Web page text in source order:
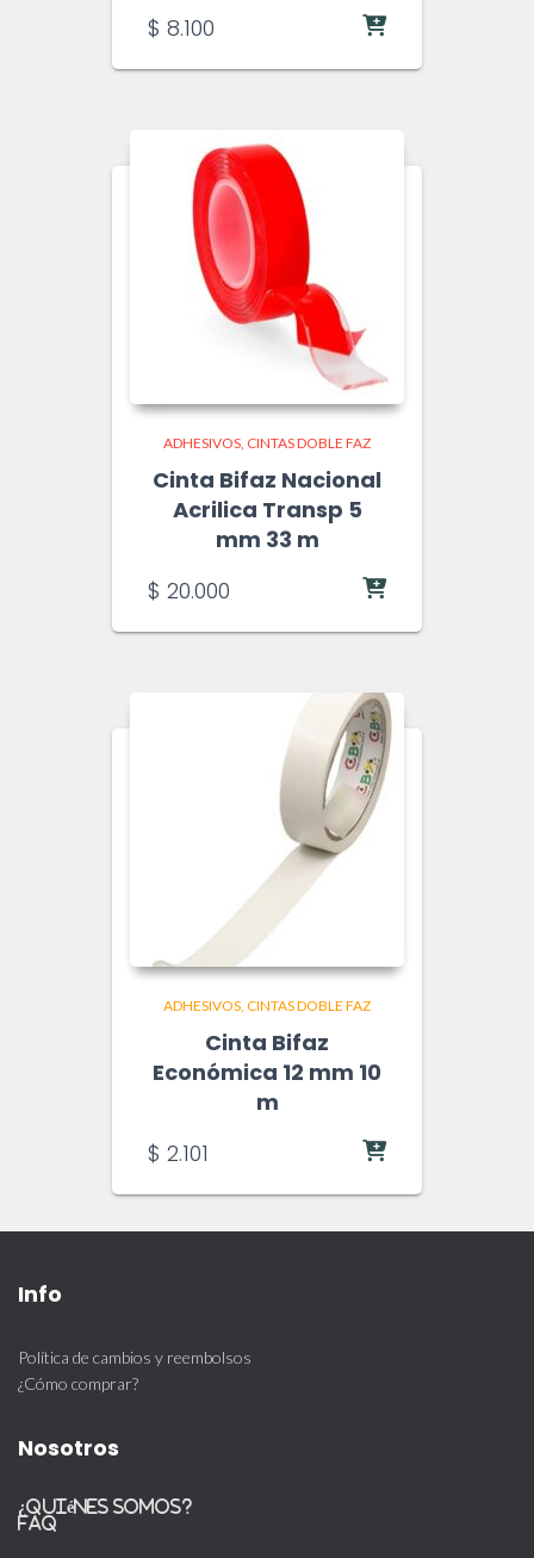
$ 8.100
ADHESIVOS CINTAS DOBLE FAZ
Cinta Bifaz Nacional
Acrilica Transp 5
mm 33 m
$ 20.000
ADHESIVOS CINTAS DOBLE FAZ
Cinta Bifaz
Económica 12 mm 10
m
$ 2.101
Info
Política de cambios y reembolsos
¿Cómo comprar?
Nosotros
¿Quiénes somos?
FAQ